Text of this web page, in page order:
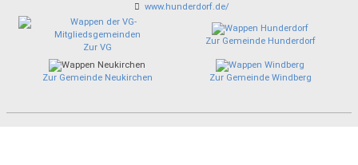
www.hunderdorf.de/
Zur VG
Zur Gemeinde Hunderdorf
Zur Gemeinde Neukirchen Zur Gemeinde Windberg